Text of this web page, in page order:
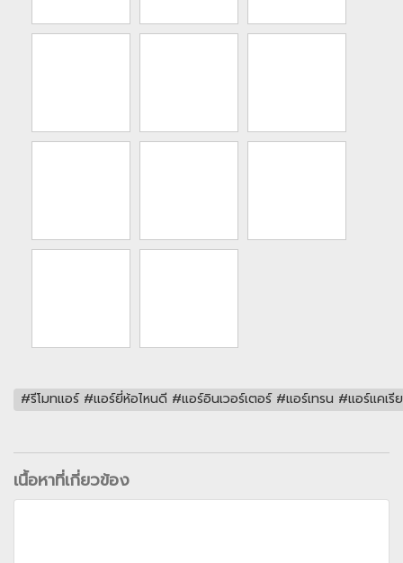
#รีโมทแอร์ #แอร์ยี่ห้อไหนดี #แอร์อินเวอร์เตอร์ #แอร์เทรน #แอร์แ
เนื้อหาที่เกี่ยวข้อง